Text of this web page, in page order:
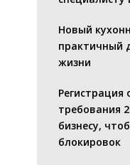
Новый
практичный
жизни
Регистрация
требования
бизнесу,
блокировок